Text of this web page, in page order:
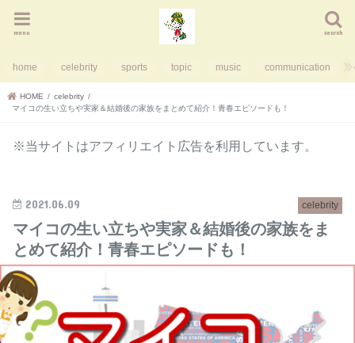
search
menu
home celebrity sports topic music communication
HOME
celebrity
マイコの生い立ちや実家＆結婚後の家族をまとめて紹介！青春エピソードも！
※当サイトはアフィリエイト広告を利用しています。
celebrity
2021.06.09
マイコの生い立ちや実家＆結婚後の家族をま
とめて紹介！青春エピソードも！